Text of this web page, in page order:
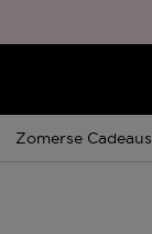
Tijdelijke Promotie
Zomerse Cadeaus